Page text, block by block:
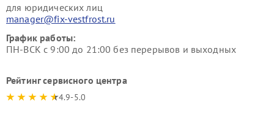
для юридических лиц
manager@fix-vestfrost.ru
График работы:
ПН-ВСК с 9:00 до 21:00 без перерывов и выходных
Рейтинг сервисного центра
4.9-5.0